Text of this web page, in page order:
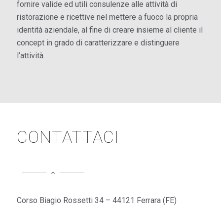
fornire valide ed utili consulenze alle attività di
ristorazione e ricettive nel mettere a fuoco la propria
identità aziendale, al fine di creare insieme al cliente il
concept in grado di caratterizzare e distinguere
l’attività.
CONTATTACI
Corso Biagio Rossetti 34 – 44121 Ferrara (FE)